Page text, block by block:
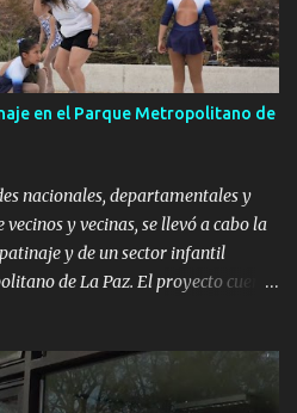
en el Parque Metropolitano de
nacionales, departamentales y
y vecinas, se llevó a cabo la
y de un sector infantil
de La Paz. El proyecto cuenta
del Gobierno de Canelones y del
Públicas. La nueva